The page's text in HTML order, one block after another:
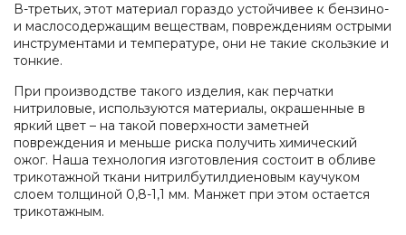
В-третьих, этот материал гораздо устойчивее к бензино-
и маслосодержащим веществам, повреждениям острыми
инструментами и температуре, они не такие скользкие и
тонкие.
При производстве такого изделия, как перчатки
нитриловые, используются материалы, окрашенные в
яркий цвет – на такой поверхности заметней
повреждения и меньше риска получить химический
ожог. Наша технология изготовления состоит в обливе
трикотажной ткани нитрилбутилдиеновым каучуком
слоем толщиной 0,8-1,1 мм. Манжет при этом остается
трикотажным.